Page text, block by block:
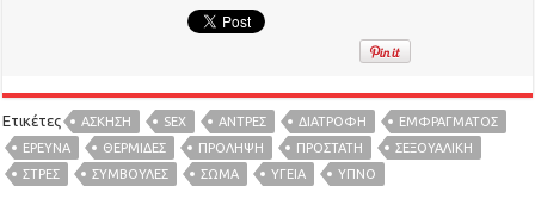
Ετικέτες AΣΚΗΣΗ SEX ΆΝΤΡΕΣ ΔΙΑΤΡΟΦΉ
ΕΜΦΡΆΓΜΑΤΟΣ
ΕΡΕΥΝΑ
ΘΕΡΜΊΔΕΣ ΠΡΟΛΗΨΗ ΠΡΟΣΤΆΤΗ
ΣΕΞΟΥΑΛΙΚΉ
ΣΤΡΕΣ
ΣΥΜΒΟΥΛΕΣ ΣΏΜΑ ΥΓΕΙΑ ΎΠΝΟ